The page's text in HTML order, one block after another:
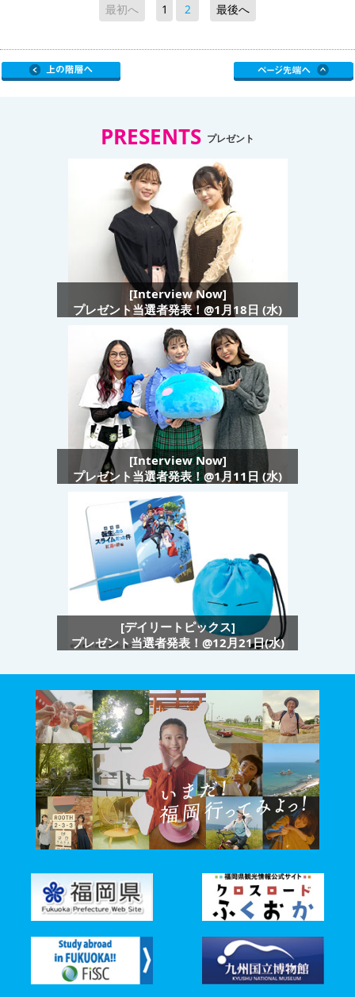
最初へ 1 2 最後へ
PRESENTS プレゼント
[Interview Now]
プレゼント当選者発表！@1月18日 (水)
[Interview Now]
プレゼント当選者発表！@1月11日 (水)
[デイリートピックス]
プレゼント当選者発表！@12月21日(水)